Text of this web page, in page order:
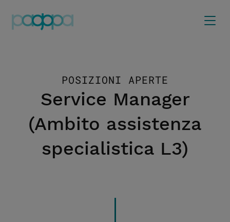
POSIZIONI APERTE
Service Manager
(Ambito assistenza
specialistica L3)